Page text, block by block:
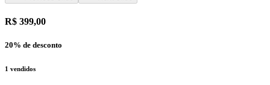
R$ 399,00
20% de desconto
1 vendidos